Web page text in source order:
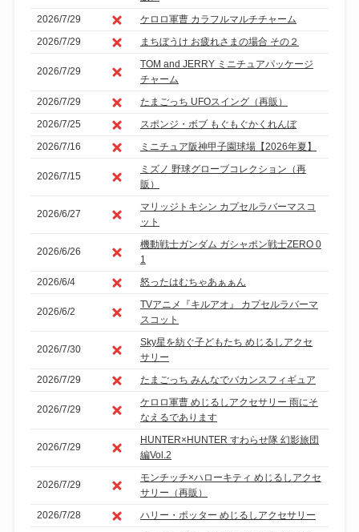
2026/7/29
ケロロ軍曹 カラフルマルチチャーム
2026/7/29
まちぼうけ お疲れさまの場合 その２
2026/7/29
TOM and JERRY ミニチュアパッケージ
チャーム
2026/7/29
たまごっち UFOスイング（再販）
2026/7/25
スポンジ・ボブ もぐもぐかくれんぼ
2026/7/16
ミニチュア阪神甲子園球場【2026年夏】
2026/7/15
ミズノ 野球グローブコレクション（再
販）
2026/6/27
マリッジトキシン カプセルラバーマスコ
ット
2026/6/26
機動戦士ガンダム ガシャポン戦士ZERO 0
1
2026/6/4
怒ったはむちゃあぁぁん
2026/6/2
TVアニメ『キルアオ』 カプセルラバーマ
スコット
2026/7/30
Sky星を紡ぐ子どもたち めじるしアクセ
サリー
2026/7/29
たまごっち みんなでバカンスフィギュア
2026/7/29
ケロロ軍曹 めじるしアクセサリー 雨にそ
なえるであります
2026/7/29
HUNTER×HUNTER すわらせ隊 幻影旅団
編Vol.2
2026/7/29
モンチッチ×ハローキティ めじるしアクセ
サリー（再販）
2026/7/28
ハリー・ポッター めじるしアクセサリー